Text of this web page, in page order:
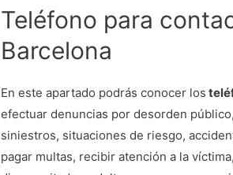
Teléfono para
Barcelona
En este apartado podrás conocer los
efectuar denuncias por desorden
siniestros, situaciones de riesgo,
pagar multas, recibir atención a la